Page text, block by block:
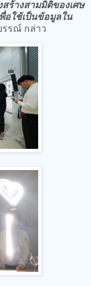
ร้างสามมิติของเศษ
อใช้เป็นข้อมูลใน
รรณ์ กล่าว